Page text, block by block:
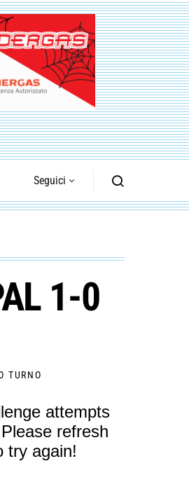
Seguici
1-0
TURNO